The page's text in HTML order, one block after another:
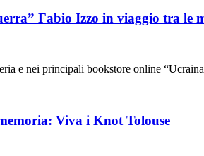
Fabio Izzo in viaggio tra le
e nei principali bookstore online
Viva i Knot Tolouse